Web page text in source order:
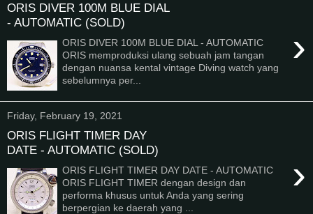
ORIS DIVER 100M BLUE DIAL
- AUTOMATIC (SOLD)
›
ORIS DIVER 100M BLUE DIAL - AUTOMATIC
ORIS memproduksi ulang sebuah jam tangan
dengan nuansa kental vintage Diving watch yang
sebelumnya per...
Friday, February 19, 2021
ORIS FLIGHT TIMER DAY
DATE - AUTOMATIC (SOLD)
›
ORIS FLIGHT TIMER DAY DATE - AUTOMATIC
ORIS FLIGHT TIMER dengan design dan
performa khusus untuk Anda yang sering
berpergian ke daerah yang ...